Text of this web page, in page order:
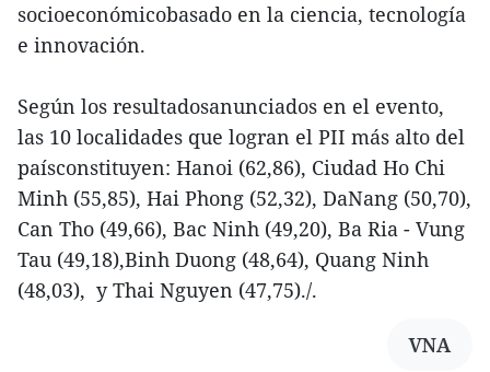
socioeconómicobasado en la ciencia, tecnología
e innovación.
Según los resultadosanunciados en el evento,
las 10 localidades que logran el PII más alto del
paísconstituyen: Hanoi (62,86), Ciudad Ho Chi
Minh (55,85), Hai Phong (52,32), DaNang (50,70),
Can Tho (49,66), Bac Ninh (49,20), Ba Ria - Vung
Tau (49,18),Binh Duong (48,64), Quang Ninh
(48,03), y Thai Nguyen (47,75)./.
VNA